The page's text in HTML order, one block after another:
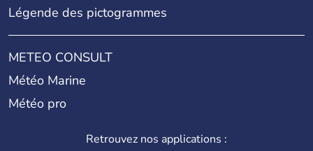
Légende des pictogrammes
METEO CONSULT
Météo Marine
Météo pro
Retrouvez nos applications :